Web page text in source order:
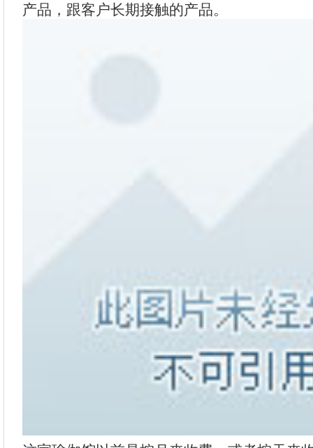
产品，跟客户长期接触的产品。